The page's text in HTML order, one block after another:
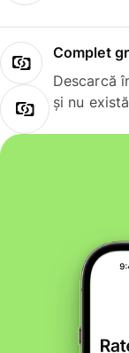
Complet
Descarcă
și nu